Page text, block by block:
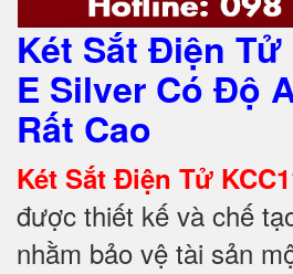
Két Sắt Điện Tử
E Silver Có Độ
Rất Cao
Két Sắt Điện Tử
được thiết kế và chế
nhằm bảo vệ tài sản